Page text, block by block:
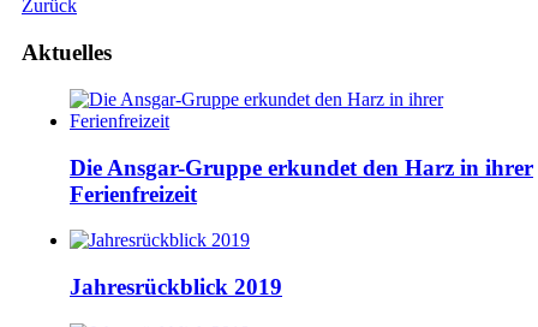
Zurück
Aktuelles
Die Ansgar-Gruppe erkundet den Harz in ihrer
Ferienfreizeit
Jahresrückblick 2019